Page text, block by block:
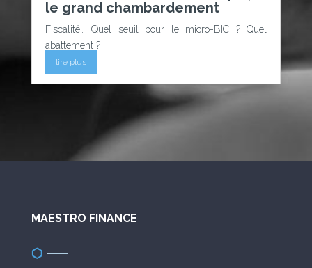
le grand chambardement
Fiscalité… Quel seuil pour le micro-BIC ? Quel
abattement ?
lire plus
MAESTRO FINANCE